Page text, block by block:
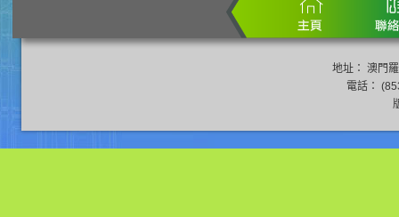
地址： 澳門
電話：